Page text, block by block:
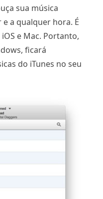
sua música
a qualquer hora. É
e Mac. Portanto,
ficará
do iTunes no seu